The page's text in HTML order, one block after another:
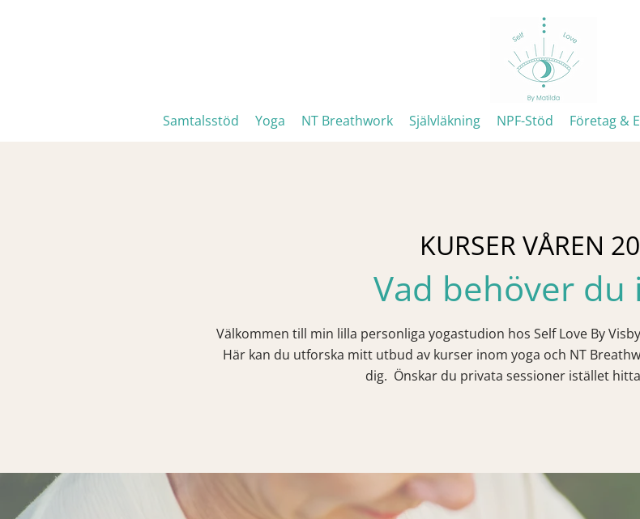
Samtalsstöd Yoga NT Breathwork Självläkning NPF-Stöd Företag &
KURSER VÅREN
Vad behöver du
Välkommen till min lilla personliga yogastudion hos Self Love By
Här kan du utforska mitt utbud av kurser inom yoga och NT
dig. Önskar du privata sessioner istället